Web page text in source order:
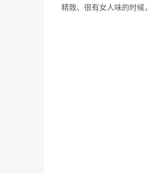
精致、很有女人味的时候